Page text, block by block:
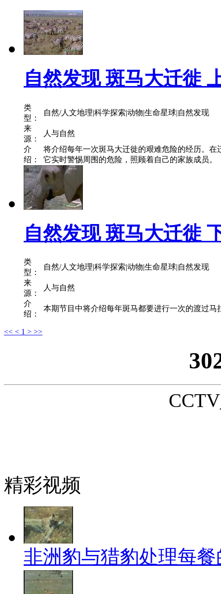
自然发现 斑马大迁徙
类
型：
自然/人文地理|科学探索|动物|生命星球|自然发现
来
源：
人与自然
介
绍：
将介绍每年一次斑马大迁徙的艰难危险的经历。
它实时警惕周围的危险，照顾着自己的家族成员。
自然发现 斑马大迁徙
类
型：
自然/人文地理|科学探索|动物|生命星球|自然发现
来
源：
人与自然
介
绍：
本期节目中将介绍每年斑马都要进行一次的渡过马
<< < 1 > >>
精彩视频
非洲豹与猎豹处理每